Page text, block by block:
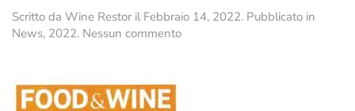
Scritto da Wine Restor il Febbraio 14, 2022. Pubblicato in
News, 2022. Nessun commentosu